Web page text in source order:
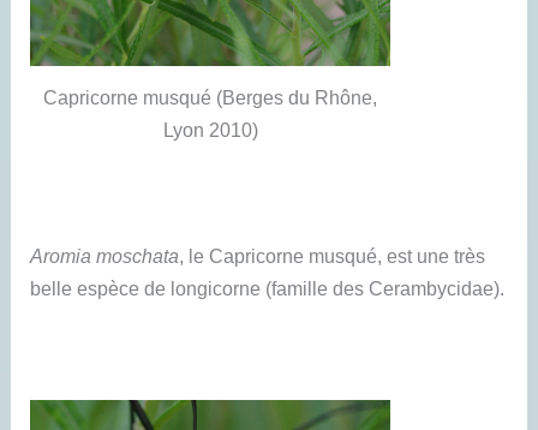
Capricorne musqué (Berges du Rhône,
Lyon 2010)
Aromia moschata, le Capricorne musqué, est une très
belle espèce de longicorne (famille des Cerambycidae).